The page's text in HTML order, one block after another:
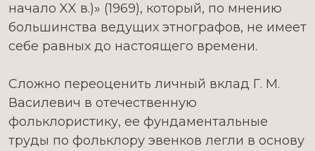
начало XX в.)» (1969), который, по мнению
большинства ведущих этнографов, не имеет
себе равных до настоящего времени.
Сложно переоценить личный вклад Г. М.
Василевич в отечественную
фольклористику, ее фундаментальные
труды по фольклору эвенков легли в основу